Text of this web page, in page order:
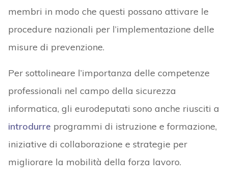
membri in modo che questi possano attivare le
procedure nazionali per l’implementazione delle
misure di prevenzione.
Per sottolineare l’importanza delle competenze
professionali nel campo della sicurezza
informatica, gli eurodeputati sono anche riusciti a
introdurre programmi di istruzione e formazione,
iniziative di collaborazione e strategie per
migliorare la mobilità della forza lavoro.